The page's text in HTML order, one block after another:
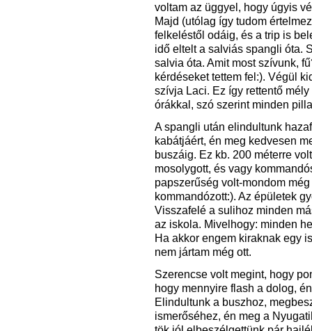
voltam az üggyel, hogy úgyis
Majd (utólag így tudom
felkeléstől odáig, és a trip is
idő eltelt a salviás spangli óta.
salvia óta. Amit most szívunk,
kérdéseket tettem fel:). Végül
szívja Laci. Ez így rettentő
órákkal, szó szerint minden
A spangli után elindultunk
kabátjáért, én meg kedvesen
buszáig. Ez kb. 200 méterre
mosolygott, és vagy
papszerűség volt-mondom
kommandózott:). Az épületek
Visszafelé a sulihoz minden
az iskola. Mivelhogy: minden
Ha akkor engem kiraknak egy
nem jártam még ott.
Szerencse volt megint, hogy
hogy mennyire flash a dolog,
Elindultunk a buszhoz,
ismerőséhez, én meg a